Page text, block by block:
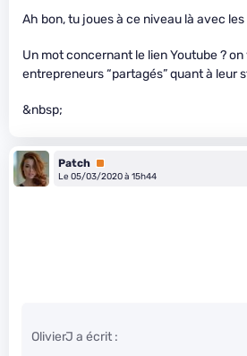
Ah bon, tu joues à ce niveau là avec
Un mot concernant le lien Youtube ?
entrepreneurs “partagés” quant à leur
&nbsp;
Patch Premium
Le 05/03/2020 à 15h44
OlivierJ a écrit :